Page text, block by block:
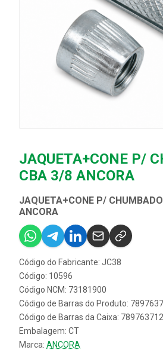
JAQUETA+CONE P/
CBA 3/8 ANCORA
JAQUETA+CONE P/
ANCORA
Código do Fabricante: JC38
Código: 10596
Código NCM: 73181900
Código de Barras do Produto:
Código de Barras da Caixa:
Embalagem: CT
Marca: ANCORA